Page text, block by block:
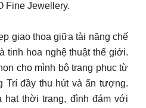
Fine Jewellery.
giao thoa giữa tài năng chế
tinh hoa nghệ thuật thế giới.
cho mình bộ trang phục từ
Trí đầy thu hút và ấn tượng.
thời trang, đình đám với